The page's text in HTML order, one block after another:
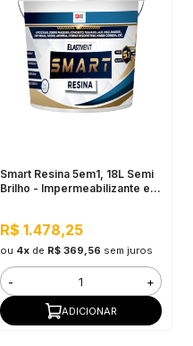
Smart Resina 5em1, 18L Semi
Brilho - Impermeabilizante e
R$ 1.478,25
ou 4xde R$ 369,56 sem juros
- +
ADICIONAR